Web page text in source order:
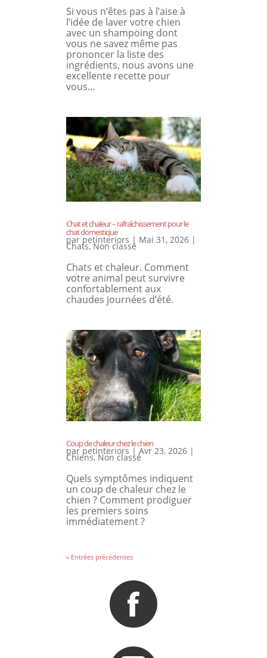
Si vous n’êtes pas à l’aise à
l’idée de laver votre chien
avec un shampoing dont
vous ne savez même pas
prononcer la liste des
ingrédients, nous avons une
excellente recette pour
vous…
Chat et chaleur – rafraîchissement pour le
chat domestique
par petinteriors | Mai 31, 2026|
Chats,Non classé
Chats et chaleur. Comment
votre animal peut survivre
confortablement aux
chaudes journées d’été.
Coup de chaleur chez le chien
par petinteriors | Avr 23, 2026|
Chiens,Non classé
Quels symptômes indiquent
un coup de chaleur chez le
chien ? Comment prodiguer
les premiers soins
immédiatement ?
« Entrées précédentes